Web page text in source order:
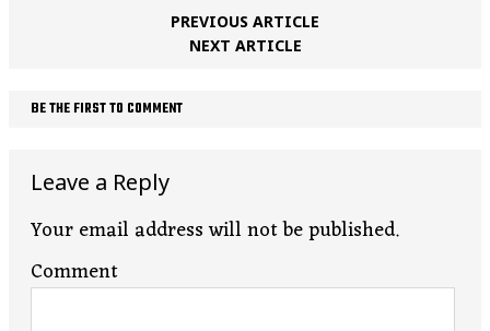
PREVIOUS ARTICLE
NEXT ARTICLE
BE THE FIRST TO COMMENT
Leave a Reply
Your email address will not be published.
Comment